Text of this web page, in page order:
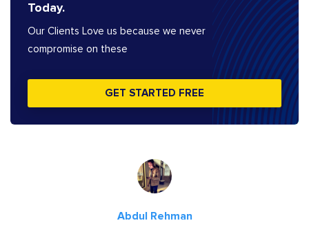
Today.
Our Clients Love us because we never
compromise on these
GET STARTED FREE
Abdul Rehman